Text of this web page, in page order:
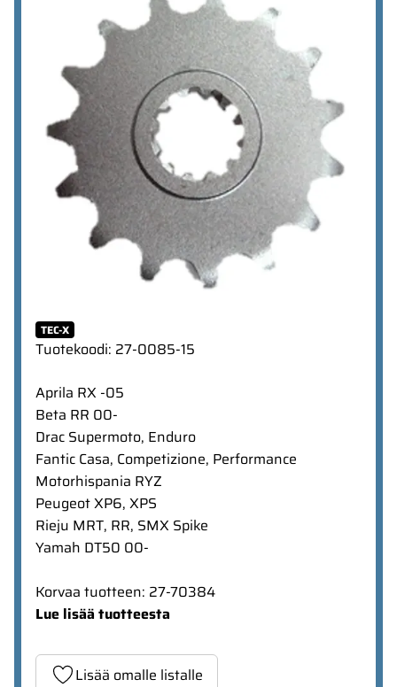
TEC-X
Tuotekoodi: 27-0085-15
Aprila RX -05
Beta RR 00-
Drac Supermoto, Enduro
Fantic Casa, Competizione, Performance
Motorhispania RYZ
Peugeot XP6, XPS
Rieju MRT, RR, SMX Spike
Yamah DT50 00-
Korvaa tuotteen: 27-70384
Lue lisää tuotteesta
Lisää omalle listalle